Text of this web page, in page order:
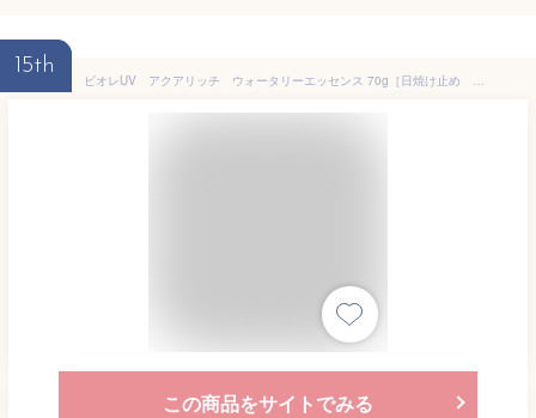
15th
ビオレUV アクアリッチ ウォータリーエッセンス 70g［日焼け止め 液体］
この商品をサイトでみる